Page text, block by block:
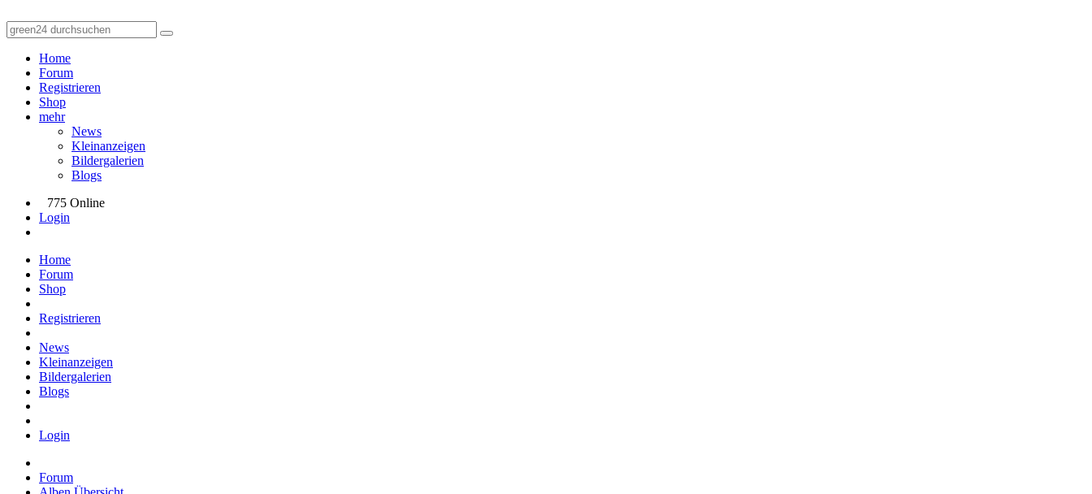
Home
Forum
Registrieren
Shop
mehr
News
Kleinanzeigen
Bildergalerien
Blogs
775 Online
Login
Home
Forum
Shop
Registrieren
News
Kleinanzeigen
Bildergalerien
Blogs
Login
Forum